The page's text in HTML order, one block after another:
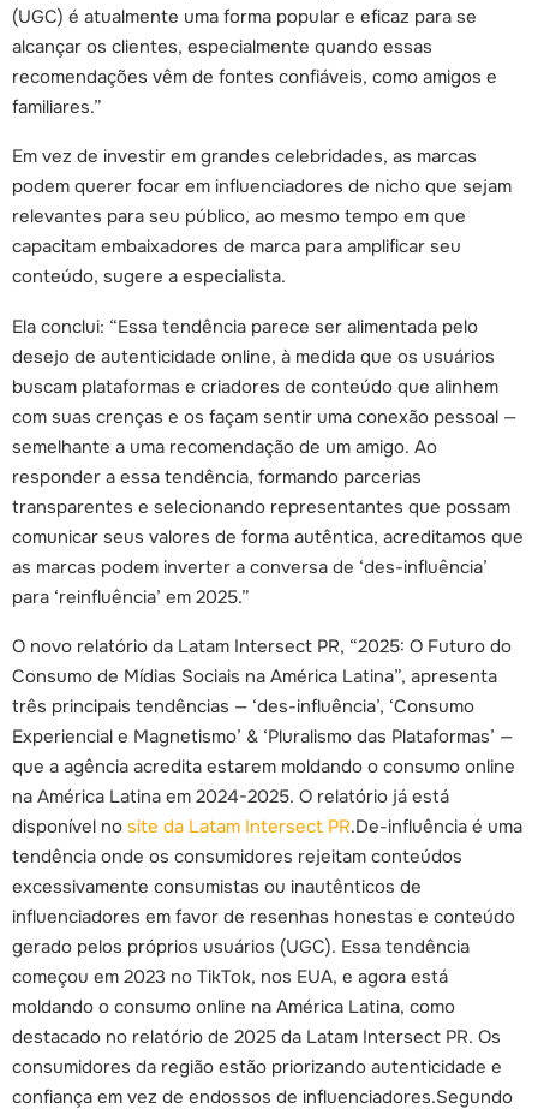
(UGC) é atualmente uma forma popular e eficaz para se
alcançar os clientes, especialmente quando essas
recomendações vêm de fontes confiáveis, como amigos e
familiares.”
Em vez de investir em grandes celebridades, as marcas
podem querer focar em influenciadores de nicho que sejam
relevantes para seu público, ao mesmo tempo em que
capacitam embaixadores de marca para amplificar seu
conteúdo, sugere a especialista.
Ela conclui: “Essa tendência parece ser alimentada pelo
desejo de autenticidade online, à medida que os usuários
buscam plataformas e criadores de conteúdo que alinhem
com suas crenças e os façam sentir uma conexão pessoal —
semelhante a uma recomendação de um amigo. Ao
responder a essa tendência, formando parcerias
transparentes e selecionando representantes que possam
comunicar seus valores de forma autêntica, acreditamos que
as marcas podem inverter a conversa de ‘des-influência’
para ‘reinfluência’ em 2025.”
O novo relatório da Latam Intersect PR, “2025: O Futuro do
Consumo de Mídias Sociais na América Latina”, apresenta
três principais tendências — ‘des-influência’, ‘Consumo
Experiencial e Magnetismo’ & ‘Pluralismo das Plataformas’ —
que a agência acredita estarem moldando o consumo online
na América Latina em 2024-2025. O relatório já está
disponível no site da Latam Intersect PR.De-influência é uma
tendência onde os consumidores rejeitam conteúdos
excessivamente consumistas ou inautênticos de
influenciadores em favor de resenhas honestas e conteúdo
gerado pelos próprios usuários (UGC). Essa tendência
começou em 2023 no TikTok, nos EUA, e agora está
moldando o consumo online na América Latina, como
destacado no relatório de 2025 da Latam Intersect PR. Os
consumidores da região estão priorizando autenticidade e
confiança em vez de endossos de influenciadores.Segundo